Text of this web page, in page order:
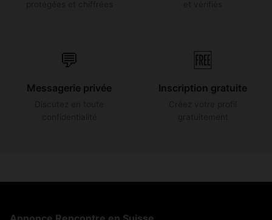
💬
Messagerie privée
🆓
Inscription gratuite